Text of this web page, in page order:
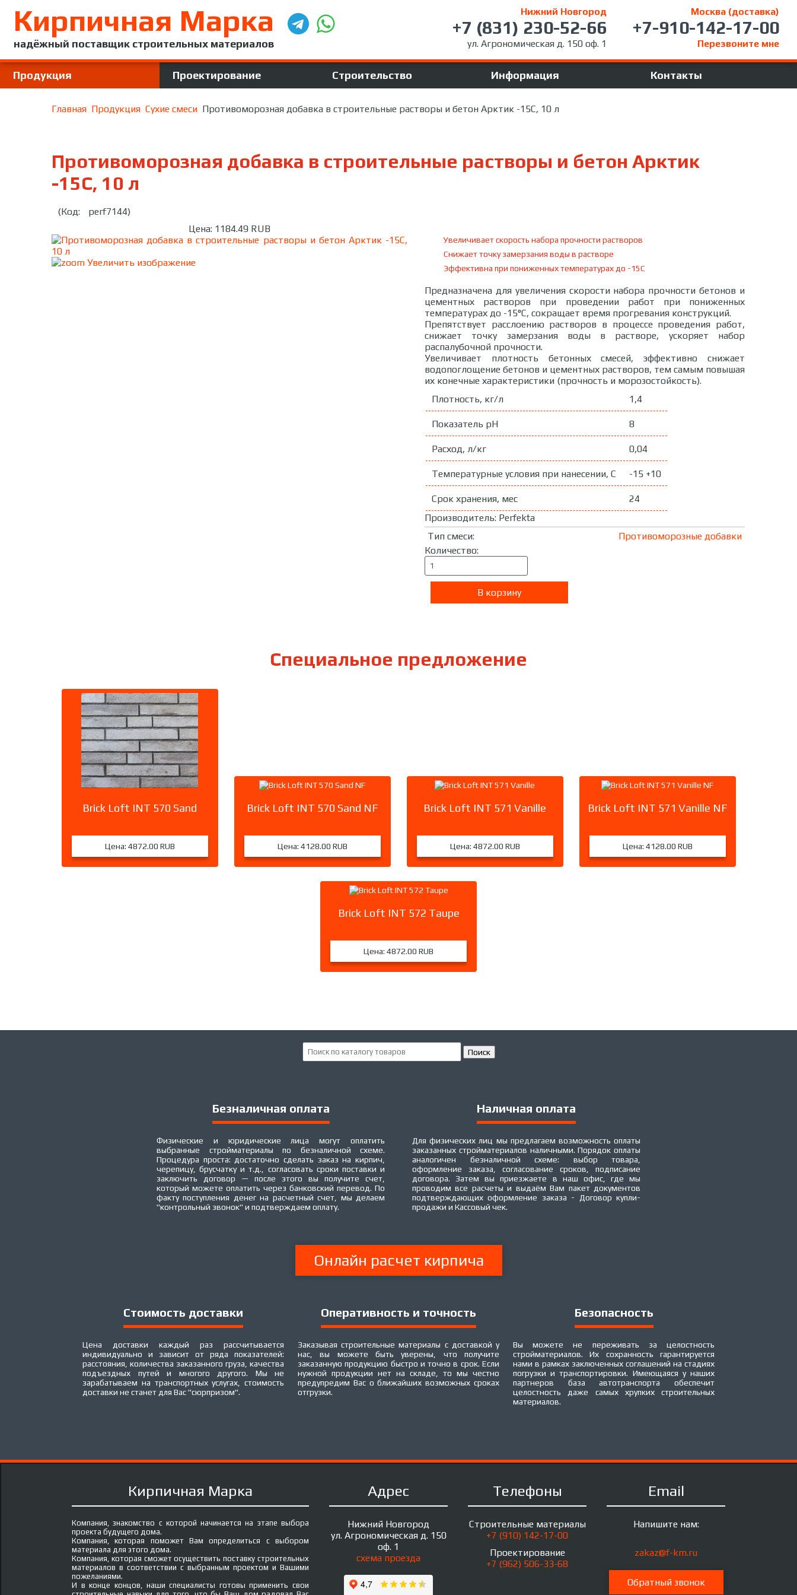
Кирпичная Марка
надёжный поставщик строительных материалов
Нижний Новгород
+7 (831) 230-52-66
ул. Агрономическая д. 150 оф. 1
Москва (доставка)
+7-910-142-17-00
Перезвоните мне
Продукция Проектирование Строительство Информация Контакты
Главная Продукция Сухие смеси Противоморозная добавка в строительные растворы и бетон Арктик -15С, 10 л
Противоморозная добавка в строительные растворы и бетон Арктик
-15С, 10 л
(Код: perf7144)
Цена: 1184.49 RUB
Увеличить изображение
Увеличивает скорость набора прочности растворов
Снижает точку замерзания воды в растворе
Эффективна при пониженных температурах до -15С
Предназначена для увеличения скорости набора прочности бетонов и
цементных растворов при проведении работ при пониженных
температурах до -15°С, сокращает время прогревания конструкций.
Препятствует расслоению растворов в процессе проведения работ,
снижает точку замерзания воды в растворе, ускоряет набор
распалубочной прочности.
Увеличивает плотность бетонных смесей, эффективно снижает
водопоглощение бетонов и цементных растворов, тем самым повышая
их конечные характеристики (прочность и морозостойкость).
Плотность, кг/л
1,4
Показатель рН 8
Расход, л/кг 0,04
Температурные условия при нанесении, С -15 +10
Срок хранения, мес
24
Производитель: Perfekta
Тип смеси:
Противоморозные добавки
Количество:
Специальное предложение
Brick Loft INT 570 Sand
Цена: 4872.00 RUB
Brick Loft INT 570 Sand NF
Цена: 4128.00 RUB
Brick Loft INT 571 Vanille
Цена: 4872.00 RUB
Brick Loft INT 571 Vanille NF
Цена: 4128.00 RUB
Brick Loft INT 572 Taupe
Цена: 4872.00 RUB
Безналичная оплата
Физические и юридические лица могут оплатить
выбранные стройматериалы по безналичной схеме.
Процедура проста: достаточно сделать заказ на кирпич,
черепицу, брусчатку и т.д., согласовать сроки поставки и
заключить договор — после этого вы получите счет,
который можете оплатить через банковский перевод. По
факту поступления денег на расчетный счет, мы делаем
"контрольный звонок" и подтверждаем оплату.
Наличная оплата
Для физических лиц мы предлагаем возможность оплаты
заказанных стройматериалов наличными. Порядок оплаты
аналогичен безналичной схеме: выбор товара,
оформление заказа, согласование сроков, подписание
договора. Затем вы приезжаете в наш офис, где мы
проводим все расчеты и выдаём Вам пакет документов
подтверждающих оформление заказа - Договор купли-
продажи и Кассовый чек.
Онлайн расчет кирпича
Стоимость доставки
Цена доставки каждый раз рассчитывается
индивидуально и зависит от ряда показателей:
расстояния, количества заказанного груза, качества
подъездных путей и многого другого. Мы не
зарабатываем на транспортных услугах, стоимость
доставки не станет для Вас "сюрпризом".
Оперативность и точность
Заказывая строительные материалы с доставкой у
нас, вы можете быть уверены, что получите
заказанную продукцию быстро и точно в срок. Если
нужной продукции нет на складе, то мы честно
предупредим Вас о ближайших возможных сроках
отгрузки.
Безопасность
Вы можете не переживать за целостность
стройматериалов. Их сохранность гарантируется
нами в рамках заключенных соглашений на стадиях
погрузки и транспортировки. Имеющаяся у наших
партнеров база автотранспорта обеспечит
целостность даже самых хрупких строительных
материалов.
Кирпичная Марка
Компания, знакомство с которой начинается на этапе выбора
проекта будущего дома.
Компания, которая поможет Вам определиться с выбором
материала для этого дома.
Компания, которая сможет осуществить поставку строительных
материалов в соответствии с выбранным проектом и Вашими
пожеланиями.
И в конце концов, наши специалисты готовы применить свои
Адрес
Нижний Новгород
ул. Агрономическая д. 150
оф. 1
схема проезда
Телефоны
Строительные материалы
+7 (910) 142-17-00
Проектирование
+7 (962) 506-33-68
Email
Напишите нам:
zakaz@f-km.ru
Обратный звонок